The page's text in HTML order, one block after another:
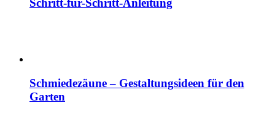
Schritt-für-Schritt-Anleitung
Schmiedezäune – Gestaltungsideen für den
Garten